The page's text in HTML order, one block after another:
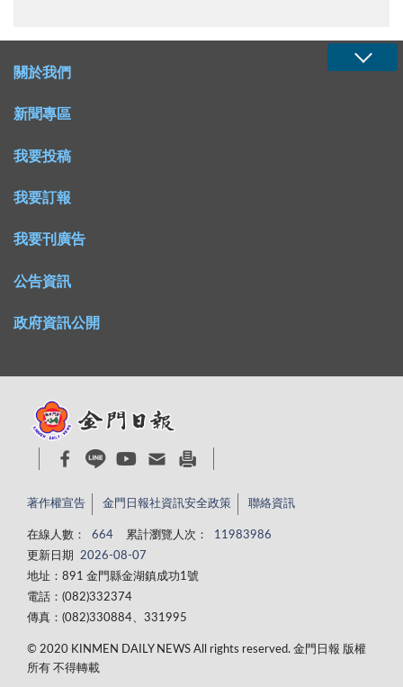
關於我們
新聞專區
我要投稿
我要訂報
我要刊廣告
公告資訊
政府資訊公開
著作權宣告 金門日報社資訊安全政策 聯絡資訊
在線人數： 664 累計瀏覽人次：
11983986
更新日期
2026-08-07
地址：891 金門縣金湖鎮成功1號
電話：(082)332374
傳真：(082)330884、331995
© 2020 KINMEN DAILY NEWS All rights reserved. 金門日報 版權
所有 不得轉載